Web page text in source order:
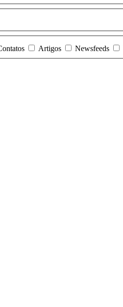
Artigos Newsfeeds